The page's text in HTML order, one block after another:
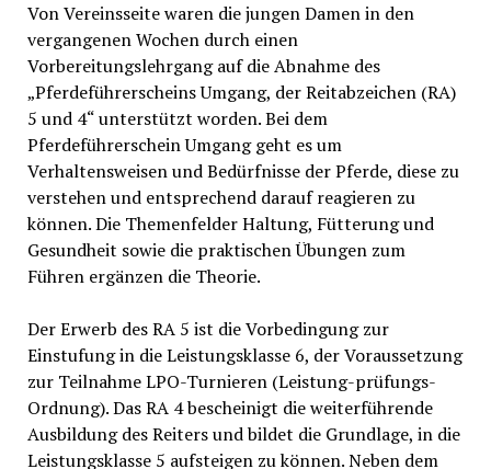
Von Vereinsseite waren die jungen Damen in den
vergangenen Wochen durch einen
Vorbereitungslehrgang auf die Abnahme des
„Pferdeführerscheins Umgang, der Reitabzeichen (RA)
5 und 4“ unterstützt worden. Bei dem
Pferdeführerschein Umgang geht es um
Verhaltensweisen und Bedürfnisse der Pferde, diese zu
verstehen und entsprechend darauf reagieren zu
können. Die Themenfelder Haltung, Fütterung und
Gesundheit sowie die praktischen Übungen zum
Führen ergänzen die Theorie.
Der Erwerb des RA 5 ist die Vorbedingung zur
Einstufung in die Leistungsklasse 6, der Voraussetzung
zur Teilnahme LPO-Turnieren (Leistung-prüfungs-
Ordnung). Das RA 4 bescheinigt die weiterführende
Ausbildung des Reiters und bildet die Grundlage, in die
Leistungsklasse 5 aufsteigen zu können. Neben dem